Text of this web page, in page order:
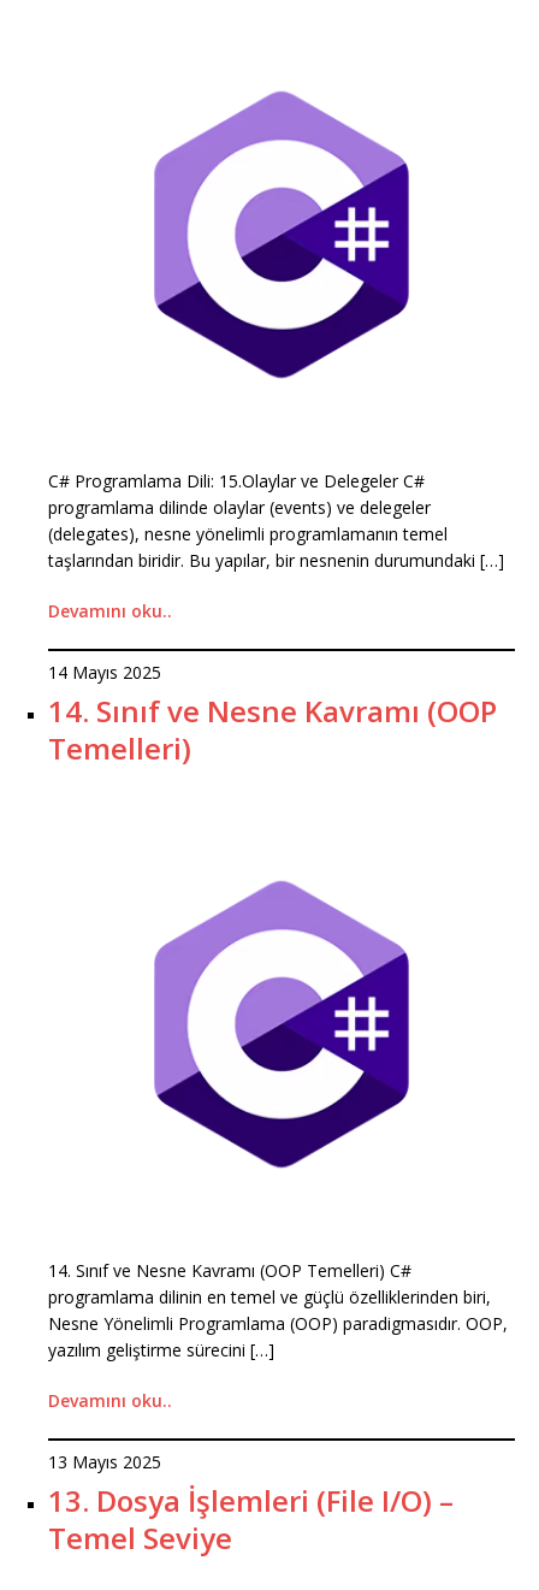
C# Programlama Dili: 15.Olaylar ve Delegeler C#
programlama dilinde olaylar (events) ve delegeler
(delegates), nesne yönelimli programlamanın temel
taşlarından biridir. Bu yapılar, bir nesnenin durumundaki […]
Devamını oku..
14 Mayıs 2025
14. Sınıf ve Nesne Kavramı (OOP
Temelleri)
14. Sınıf ve Nesne Kavramı (OOP Temelleri) C#
programlama dilinin en temel ve güçlü özelliklerinden biri,
Nesne Yönelimli Programlama (OOP) paradigmasıdır. OOP,
yazılım geliştirme sürecini […]
Devamını oku..
13 Mayıs 2025
13. Dosya İşlemleri (File I/O) –
Temel Seviye